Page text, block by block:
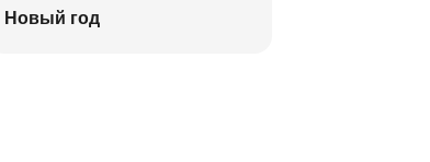
Новый год